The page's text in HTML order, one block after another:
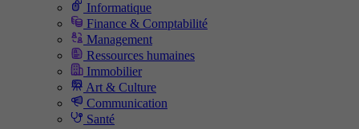
Informatique
Finance & Comptabilité
Management
Ressources humaines
Immobilier
Art & Culture
Communication
Santé